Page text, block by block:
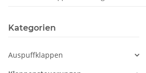
Kategorien
Auspuffklappen